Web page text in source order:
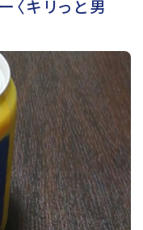
〈キリっと男